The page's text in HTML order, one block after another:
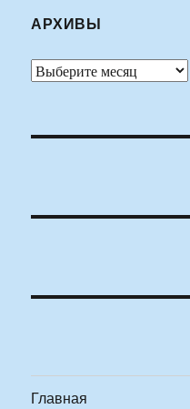
АРХИВЫ
Архивы
Главная